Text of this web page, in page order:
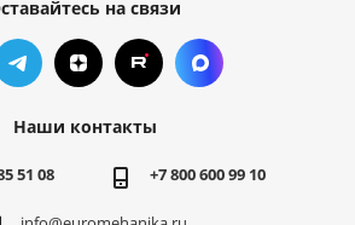
на связи
Наши контакты
51 08 +7 800 600 99 10